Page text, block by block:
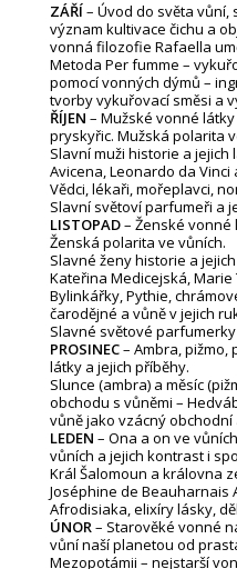
ZÁŘÍ– Úvod do světa
význam kultivace čichu a
vonná filozofie Rafaella
Metoda Per fumme –
pomocí vonných dýmů –
tvorby vykuřovací směsi a
ŘÍJEN – Mužské vonné
pryskyřic. Mužská polarita
Slavní muži historie a jejich
Avicena, Leonardo da Vinci
Vědci, lékaři, mořeplavci,
Slavní světoví parfumeři a
LISTOPAD– Ženské vonné
Ženská polarita ve vůních.
Slavné ženy historie a
Kateřina Medicejská, Marie
Bylinkářky, Pythie,
čarodějné a vůně v jejich
Slavné světové
PROSINEC– Ambra,
látky a jejich příběhy.
Slunce (ambra) a měsíc
obchodu s vůněmi –
vůně jako vzácný obchodní
LEDEN – Ona a on ve
vůních a jejich kontrast i
Král Šalomoun a královna
Joséphine de Beauharnais
Afrodisiaka, elixíry lásky,
ÚNOR– Starověké vonné
vůní naší planetou od
Mezopotámii – nejstarší